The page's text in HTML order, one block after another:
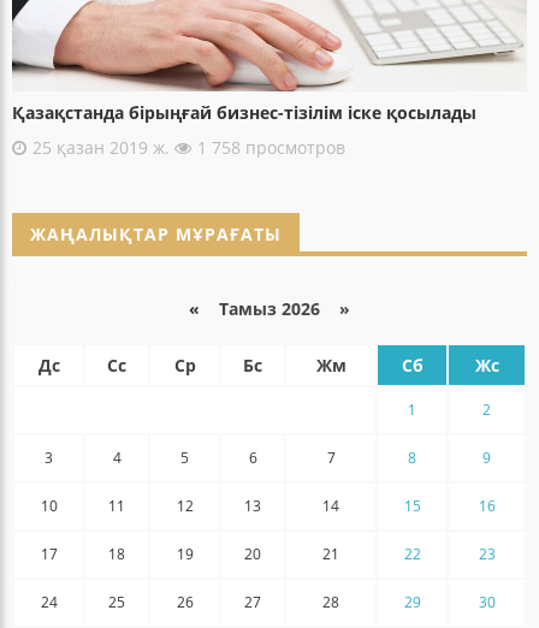
Қазақстанда бірыңғай бизнес-тізілім іске қосылады
25 қазан 2019 ж.
1 758 просмотров
ЖАҢАЛЫҚТАР МҰРАҒАТЫ
« Тамыз 2026 »
Дс Сс Ср Бс Жм Сб Жс
1 2
3 4 5 6 7 8 9
10 11 12 13 14 15 16
17 18 19 20 21 22 23
24 25 26 27 28 29 30